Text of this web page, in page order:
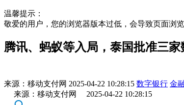
温馨提示：
敬爱的用户，您的浏览器版本过低，会导致页面浏
腾讯、蚂蚁等入局，泰国批准三
来源： 移动支付网 2025-04-22 10:28:15 数字银行 金
来源：移动支付网 2025-04-22 10:28:15